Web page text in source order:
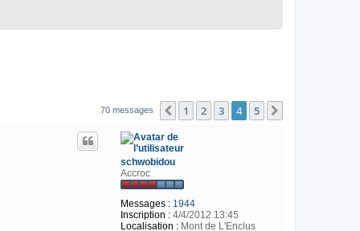
70 messages Précédent
1 2 3 4 5
schwobidou
Accroc
Messages : 1944
Inscription : 4/4/2012 13:45
Localisation : Mont de L'Enclus